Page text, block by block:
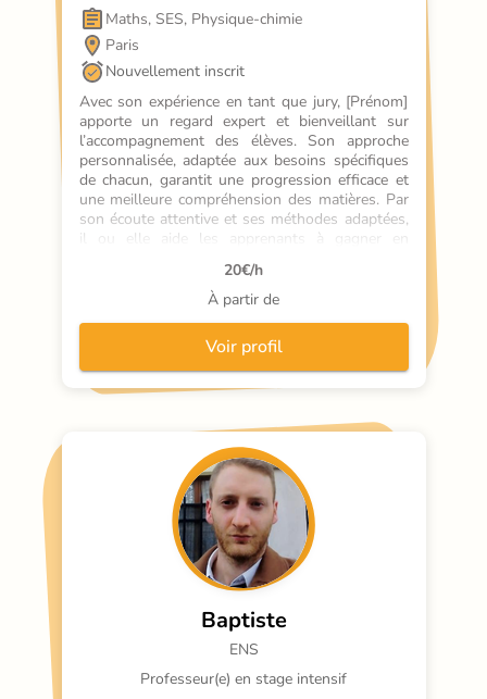
Maths, SES, Physique-chimie
Paris
Nouvellement inscrit
Avec son expérience en tant que jury, [Prénom]
apporte un regard expert et bienveillant sur
l’accompagnement des élèves. Son approche
personnalisée, adaptée aux besoins spécifiques
de chacun, garantit une progression efficace et
une meilleure compréhension des matières. Par
son écoute attentive et ses méthodes adaptées,
il ou elle aide les apprenants à gagner en
confiance et à atteindre leurs objectifs. Les
parents apprécient son professionnalisme et son
engagement pour des résultats durables.
20€/h
À partir de
Voir profil
Baptiste
ENS
Professeur(e) en stage intensif